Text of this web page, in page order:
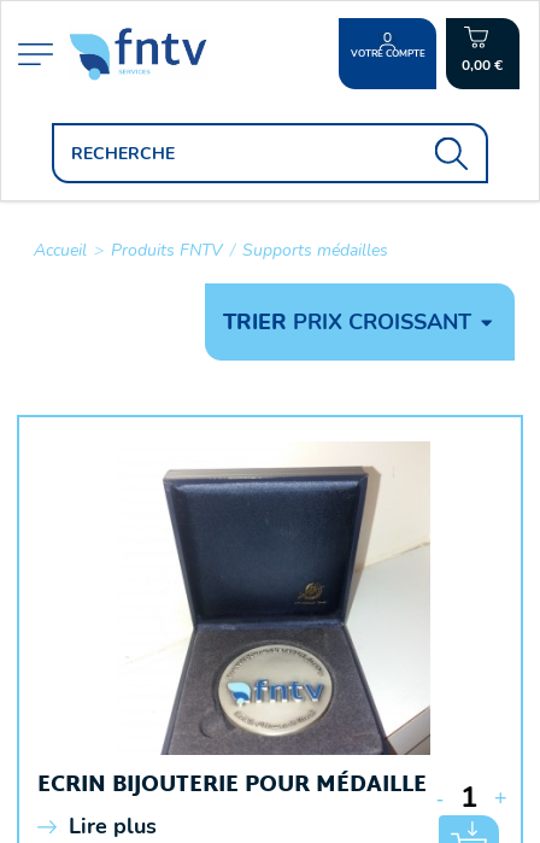
VOTRE COMPTE
0,00 €
Accueil > Produits FNTV / Supports médailles
TRIER PRIX CROISSANT
ECRIN BIJOUTERIE POUR MÉDAILLE
Lire plus
- +